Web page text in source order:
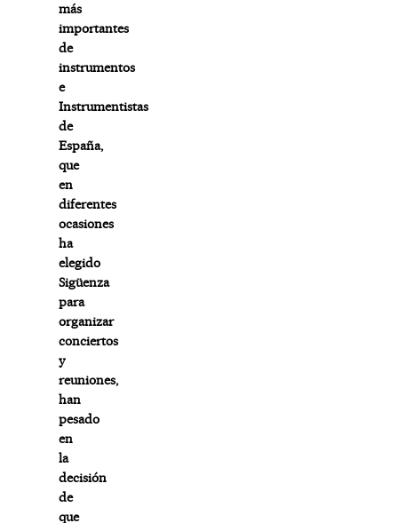
más
importantes
de
instrumentos
e
Instrumentistas
de
España,
que
en
diferentes
ocasiones
ha
elegido
Sigüenza
para
organizar
conciertos
y
reuniones,
han
pesado
en
la
decisión
de
que